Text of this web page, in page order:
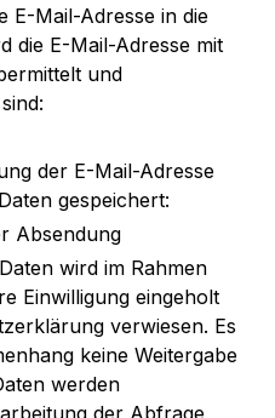
E-Mail-Adresse in die
die E-Mail-Adresse mit
und
der E-Mail-Adresse
gespeichert:
Absendung
wird im Rahmen
Einwilligung eingeholt
verwiesen. Es
keine Weitergabe
werden
der Abfrage